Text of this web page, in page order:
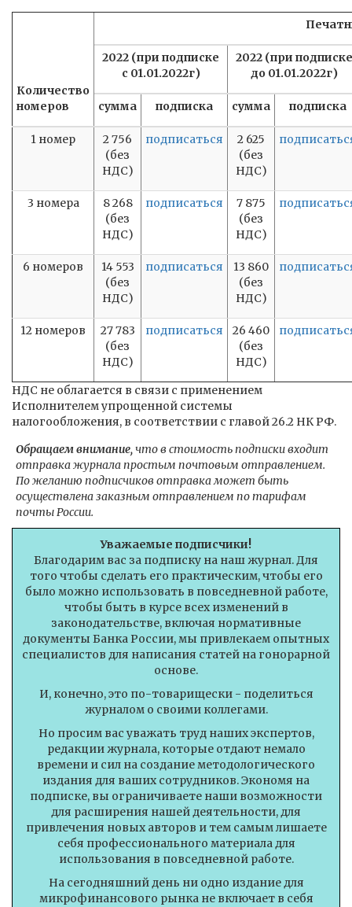
Количество
номеров
2022 (при подписке
с 01.01.2022г)
2022 (при подписке
до 01.01.2022г)
сумма подписка сумма подписка
1 номер
2 756
(без
НДС)
подписаться
2 625
(без
НДС)
3 номера
8 268
(без
НДС)
подписаться
7 875
(без
НДС)
6 номеров
14 553
(без
НДС)
подписаться
13 860
(без
НДС)
12 номеров
27 783
(без
НДС)
подписаться
26 460
(без
НДС)
НДС не облагается в связи с применением
Исполнителем упрощенной системы
налогообложения, в соответствии с главой 26.2 НК РФ.
Обращаем внимание,что в стоимость подписки входит
отправка журнала простым почтовым отправлением.
По желанию подписчиков отправка может быть
осуществлена заказным отправлением по тарифам
почты России.
Уважаемые подписчики!
Благодарим вас за подписку на наш журнал. Для
того чтобы сделать его практическим, чтобы его
было можно использовать в повседневной работе,
чтобы быть в курсе всех изменений в
законодательстве, включая нормативные
документы Банка России, мы привлекаем опытных
специалистов для написания статей на гонорарной
основе.
И, конечно, это по-товарищески - поделиться
журналом о своими коллегами.
Но просим вас уважать труд наших экспертов,
редакции журнала, которые отдают немало
времени и сил на создание методологического
издания для ваших сотрудников. Экономя на
подписке, вы ограничиваете наши возможности
для расширения нашей деятельности, для
привлечения новых авторов и тем самым лишаете
себя профессионального материала для
использования в повседневной работе.
На сегодняшний день ни одно издание для
микрофинансового рынка не включает в себя